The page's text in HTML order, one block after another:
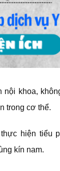
nội khoa,
trong cơ thể.
hiện tiểu
kín nam.